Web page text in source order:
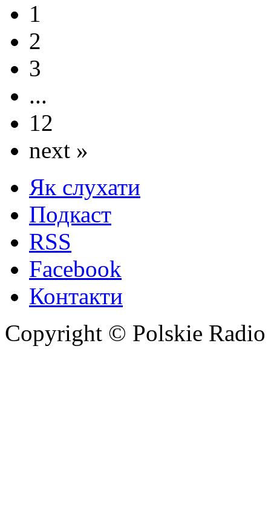
1
2
3
...
12
next »
Як слухати
Подкаст
RSS
Facebook
Контакти
Copyright © Polskie